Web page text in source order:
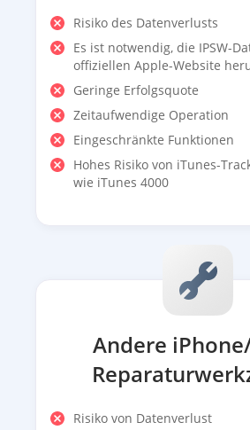
Risiko des Datenverlusts
Es ist notwendig, die IPSW-
offiziellen Apple-Website
Geringe Erfolgsquote
Zeitaufwendige Operation
Eingeschränkte Funktionen
Hohes Risiko von iTunes-
wie iTunes 4000
Andere
Risiko von Datenverlust